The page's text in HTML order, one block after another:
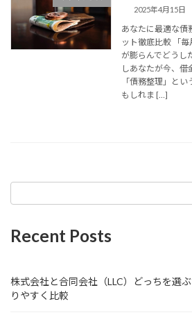
2025年4月15日
あなたに最適な債
ット徹底比較 「
が膨らんでどうし
しあなたが今、借
「債務整理」と
もしれま […]
Recent Posts
株式会社と合同会社（LLC）どっちを選
りやすく比較